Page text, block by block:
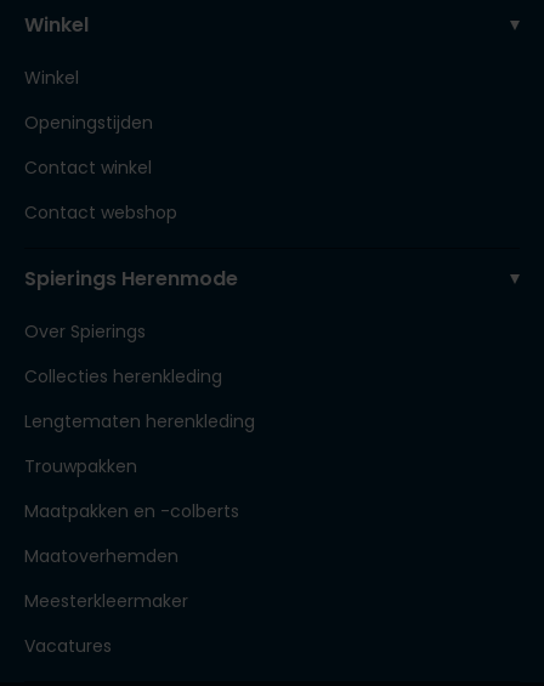
Winkel
Winkel
Openingstijden
Contact winkel
Contact webshop
Spierings Herenmode
Over Spierings
Collecties herenkleding
Lengtematen herenkleding
Trouwpakken
Maatpakken en -colberts
Maatoverhemden
Meesterkleermaker
Vacatures